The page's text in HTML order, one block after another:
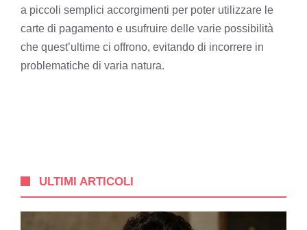
a piccoli semplici accorgimenti per poter utilizzare le
carte di pagamento e usufruire delle varie possibilità
che quest’ultime ci offrono, evitando di incorrere in
problematiche di varia natura.
ULTIMI ARTICOLI